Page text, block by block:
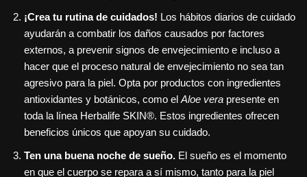
¡Crea tu rutina de cuidados! Los hábitos diarios de cuidado
ayudarán a combatir los daños causados por factores
externos, a prevenir signos de envejecimiento e incluso a
hacer que el proceso natural de envejecimiento no sea tan
agresivo para la piel. Opta por productos con ingredientes
antioxidantes y botánicos, como el Aloe vera presente en
toda la línea Herbalife SKIN®. Estos ingredientes ofrecen
beneficios únicos que apoyan su cuidado.
Ten una buena noche de sueño. El sueño es el momento
en que el cuerpo se repara a sí mismo, tanto para la piel